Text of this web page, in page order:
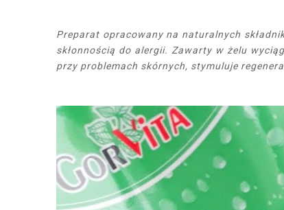
Preparat opracowany na naturalnych
skłonnością do alergii. Zawarty w żelu
przy problemach skórnych, stymuluje